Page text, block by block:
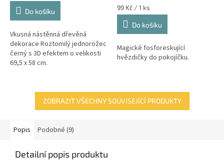
Do košíku
Vkusná nástěnná dřevěná
dekorace Roztomilý jednorožec
černý s 3D efektem o velikosti
69,5 x 58 cm.
Měrná
cena:
99 Kč / 1 ks
Do košíku
Magické fosforeskující
hvězdičky do pokojíčku.
ZOBRAZIT VŠECHNY SOUVISEJÍCÍ PRODUKTY
Popis Podobné (9)
Detailní popis produktu